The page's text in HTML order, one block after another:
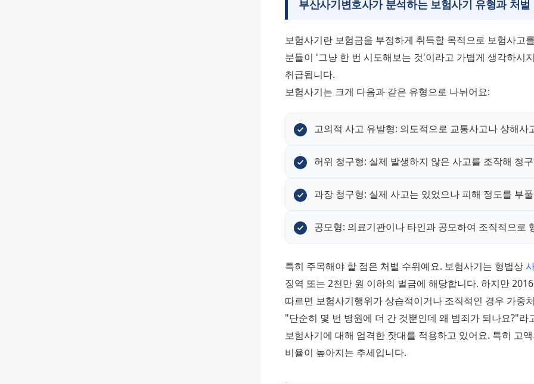
부산사기변호사가 분석하는 보험사기 유형과 처벌
보험사기란 보험금을 부정하게 취득할 목적으로 보험사고
분들이 '그냥 한 번 시도해보는 것'이라고 가볍게 생각하시
취급됩니다.
보험사기는 크게 다음과 같은 유형으로 나뉘어요:
고의적 사고 유발형: 의도적으로 교통사고나 상해사
허위 청구형: 실제 발생하지 않은 사고를 조작해 청
과장 청구형: 실제 사고는 있었으나 피해 정도를 부
공모형: 의료기관이나 타인과 공모하여 조직적으로
특히 주목해야 할 점은 처벌 수위예요. 보험사기는 형법상
징역 또는 2천만 원 이하의 벌금에 해당합니다. 하지만
따르면 보험사기행위가 상습적이거나 조직적인 경우 가중
"단순히 몇 번 병원에 더 간 것뿐인데 왜 범죄가 되나요?"
보험사기에 대해 엄격한 잣대를 적용하고 있어요. 특히 고
비율이 높아지는 추세입니다.